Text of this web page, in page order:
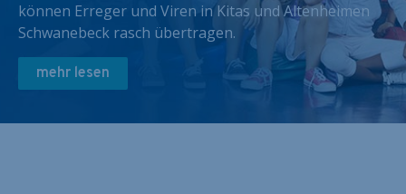
können Erreger und Viren in Kitas und Altenheimen
Schwanebeck rasch übertragen.
mehr lesen